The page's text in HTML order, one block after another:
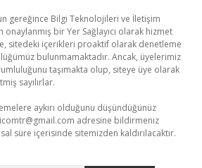
gereğince Bilgi Teknolojileri ve İletişim
onaylanmış bir Yer Sağlayıcı olarak hizmet
sitedeki içerikleri proaktif olarak denetleme
bulunmamaktadır. Ancak, üyelerimiz
taşımakta olup, siteye üye olarak
sayılırlar.
aykırı olduğunu düşündüğünüz
adresine bildirmeniz
süre içerisinde sitemizden kaldırılacaktır.